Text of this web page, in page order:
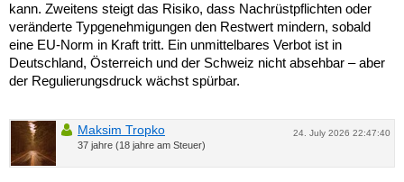
kann. Zweitens steigt das Risiko, dass Nachrüstpflichten oder
veränderte Typgenehmigungen den Restwert mindern, sobald
eine EU-Norm in Kraft tritt. Ein unmittelbares Verbot ist in
Deutschland, Österreich und der Schweiz nicht absehbar – aber
der Regulierungsdruck wächst spürbar.
24. July 2026 22:47:40
Maksim Tropko
37 jahre (18 jahre am Steuer)